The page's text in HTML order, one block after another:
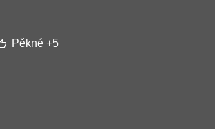
Pěkné+5